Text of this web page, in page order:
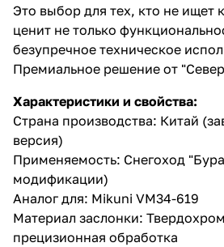
Это выбор для тех, кто не ищет
ценит не только
безупречное техническое
Премиальное решение от
Характеристики и свойства:
Страна производства: Китай
версия)
Применяемость: Снегоход
модификации)
Аналог для: Mikuni VM34-619
Материал заслонки:
прецизионная обработка